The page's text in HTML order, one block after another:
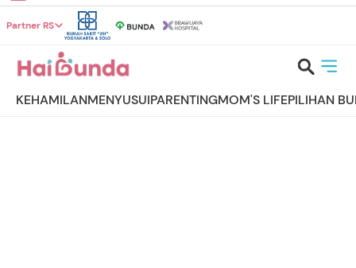
Partner RS
KEHAMILANMENYUSUIPARENTINGMOM'S LIFEPILIHAN